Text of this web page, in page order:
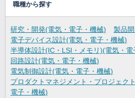
職種から探す
研究・開発(電気・電子・機械)
製品
電子デバイス設計(電気・電子・機械)
半導体設計(IC・LSI・メモリ)(電気・電
回路設計(電気・電子・機械)
電気制御設計(電気・電子・機械)
プロダクトマネジメント・プロジェク
電子・機械)